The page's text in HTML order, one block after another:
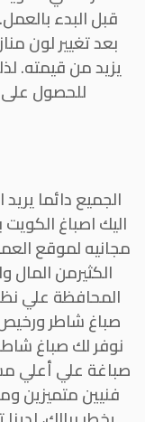
بعد تغيير لون
يزيد من قيمته.
للحصول على
الجميع دائما
اليك اصباغ
مجانيه لموقع
الكثيرمن
المحافظة علي
صباغ شاطر ورخيص
نوفر لك صباغ
صباغة علي أعلي
فنيين متميزين